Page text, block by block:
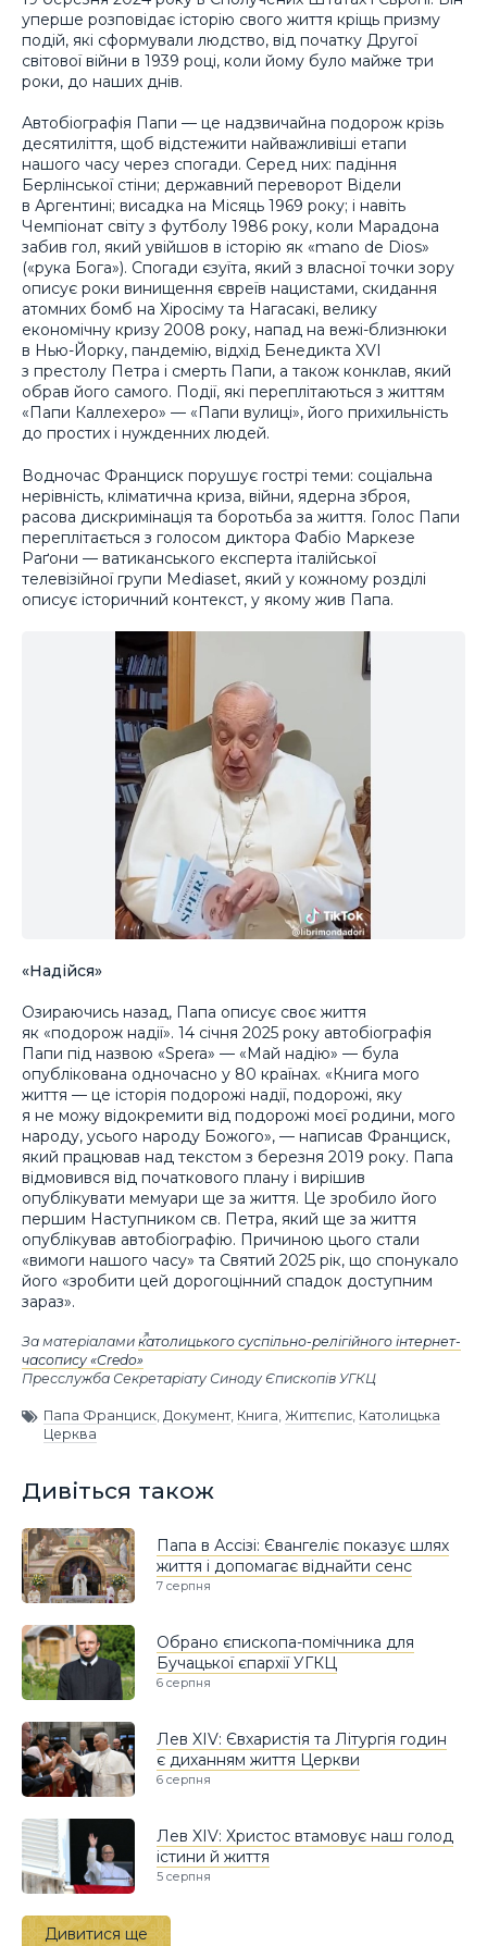
уперше розповідає історію свого життя кріщь призму
подій, які сформували людство, від початку Другої
світової війни в 1939 році, коли йому було майже три
роки, до наших днів.
Автобіографія Папи — це надзвичайна подорож крізь
десятиліття, щоб відстежити найважливіші етапи
нашого часу через спогади. Серед них: падіння
Берлінської стіни; державний переворот Відели
в Аргентині; висадка на Місяць 1969 року; і навіть
Чемпіонат світу з футболу 1986 року, коли Марадона
забив гол, який увійшов в історію як «mano de Dios»
(«рука Бога»). Спогади єзуїта, який з власної точки зору
описує роки винищення євреїв нацистами, скидання
атомних бомб на Хіросіму та Нагасакі, велику
економічну кризу 2008 року, напад на вежі-близнюки
в Нью-Йорку, пандемію, відхід Бенедикта XVI
з престолу Петра і смерть Папи, а також конклав, який
обрав його самого. Події, які переплітаються з життям
«Папи Каллехеро» — «Папи вулиці», його прихильність
до простих і нужденних людей.
Водночас Франциск порушує гострі теми: соціальна
нерівність, кліматична криза, війни, ядерна зброя,
расова дискримінація та боротьба за життя. Голос Папи
переплітається з голосом диктора Фабіо Маркезе
Раґони — ватиканського експерта італійської
телевізійної групи Mediaset, який у кожному розділі
описує історичний контекст, у якому жив Папа.
«Надійся»
Озираючись назад, Папа описує своє життя
як «подорож надії». 14 січня 2025 року автобіографія
Папи під назвою «Spera» — «Май надію» — була
опублікована одночасно у 80 країнах. «Книга мого
життя — це історія подорожі надії, подорожі, яку
я не можу відокремити від подорожі моєї родини, мого
народу, усього народу Божого», — написав Франциск,
який працював над текстом з березня 2019 року. Папа
відмовився від початкового плану і вирішив
опублікувати мемуари ще за життя. Це зробило його
першим Наступником св. Петра, який ще за життя
опублікував автобіографію. Причиною цього стали
«вимоги нашого часу» та Святий 2025 рік, що спонукало
його «зробити цей дорогоцінний спадок доступним
зараз».
За матеріалами католицького суспільно-релігійного інтернет-
часопису «Credo»
Пресслужба Секретаріату Синоду Єпископів УГКЦ
Папа Франциск Документ, Книга Життєпис Католицька
Церква
Дивіться також
Папа в Ассізі: Євангеліє показує шлях
життя і допомагає віднайти сенс
7 серпня
Обрано єпископа-помічника для
Бучацької єпархії УГКЦ
6 серпня
Лев XIV: Євхаристія та Літургія годин
є диханням життя Церкви
6 серпня
Лев XIV: Христос втамовує наш голод
істини й життя
5 серпня
Дивитися ще